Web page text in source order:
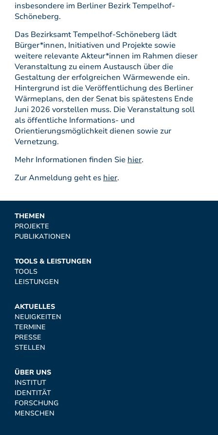
insbesondere im Berliner Bezirk Tempelhof-
Schöneberg.
Das Bezirksamt Tempelhof-Schöneberg lädt
Bürger*innen, Initiativen und Projekte sowie
weitere relevante Akteur*innen im Rahmen dieser
Veranstaltung zu einem Austausch über die
Gestaltung der erfolgreichen Wärmewende ein.
Hintergrund ist die Veröffentlichung des Berliner
Wärmeplans, den der Senat bis spätestens Ende
Juni 2026 vorstellen muss. Die Veranstaltung soll
als öffentliche Informations- und
Orientierungsmöglichkeit dienen sowie zur
Vernetzung.
Mehr Informationen finden Sie hier.
Zur Anmeldung geht es hier.
THEMEN
PROJEKTE
PUBLIKATIONEN
TOOLS & LEISTUNGEN
TOOLS
LEISTUNGEN
AKTUELLES
NEUIGKEITEN
TERMINE
PRESSE
STELLEN
ÜBER UNS
INSTITUT
IDENTITÄT
FORSCHUNG
MENSCHEN